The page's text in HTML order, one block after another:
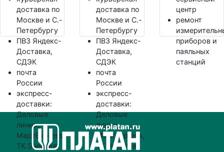
доставка по
Москве и С.-
Петербургу
ПВЗ Яндекс-
Доставка,
СДЭК
почта
России
экспресс-
доставки:
Деловые
линии,
MajorExpress,
ТК Энергия
доставка по
Москве и С.-
Петербургу
ПВЗ Яндекс-
Доставка,
СДЭК
почта
России
экспресс-
доставки:
Деловые
линии,
MajorExpress,
ТК Энергия
центр
ремонт
приборов и
паяльных
станций